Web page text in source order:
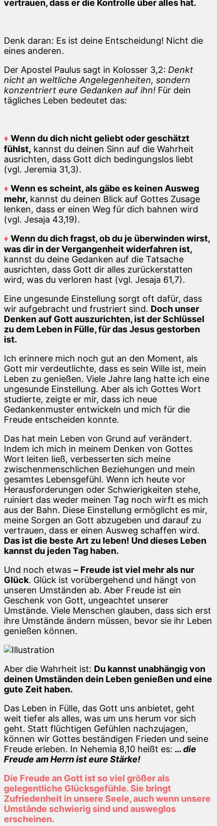
vertrauen, dass er die Kontrolle über alles hat.
Denk daran: Es ist deine Entscheidung! Nicht die
eines anderen.
Der Apostel Paulus sagt in Kolosser 3,2: Denkt
nicht an weltliche Angelegenheiten, sondern
konzentriert eure Gedanken auf ihn! Für dein
tägliches Leben bedeutet das:
♦ Wenn du dich nicht geliebt oder geschätzt
fühlst, kannst du deinen Sinn auf die Wahrheit
ausrichten, dass Gott dich bedingungslos liebt
(vgl. Jeremia 31,3).
♦ Wenn es scheint, als gäbe es keinen Ausweg
mehr, kannst du deinen Blick auf Gottes Zusage
lenken, dass er einen Weg für dich bahnen wird
(vgl. Jesaja 43,19).
♦ Wenn du dich fragst, ob du je überwinden wirst,
was dir in der Vergangenheit widerfahren ist,
kannst du deine Gedanken auf die Tatsache
ausrichten, dass Gott dir alles zurückerstatten
wird, was du verloren hast (vgl. Jesaja 61,7).
Eine ungesunde Einstellung sorgt oft dafür, dass
wir aufgebracht und frustriert sind. Doch unser
Denken auf Gott auszurichten, ist der Schlüssel
zu dem Leben in Fülle, für das Jesus gestorben
ist.
Ich erinnere mich noch gut an den Moment, als
Gott mir verdeutlichte, dass es sein Wille ist, mein
Leben zu genießen. Viele Jahre lang hatte ich eine
ungesunde Einstellung. Aber als ich Gottes Wort
studierte, zeigte er mir, dass ich neue
Gedankenmuster entwickeln und mich für die
Freude entscheiden konnte.
Das hat mein Leben von Grund auf verändert.
Indem ich mich in meinem Denken von Gottes
Wort leiten ließ, verbesserten sich meine
zwischenmenschlichen Beziehungen und mein
gesamtes Lebensgefühl. Wenn ich heute vor
Herausforderungen oder Schwierigkeiten stehe,
ruiniert das weder meinen Tag noch wirft es mich
aus der Bahn. Diese Einstellung ermöglicht es mir,
meine Sorgen an Gott abzugeben und darauf zu
vertrauen, dass er einen Ausweg schaffen wird.
Das ist die beste Art zu leben! Und dieses Leben
kannst du jeden Tag haben.
Und noch etwas – Freude ist viel mehr als nur
Glück. Glück ist vorübergehend und hängt von
unseren Umständen ab. Aber Freude ist ein
Geschenk von Gott, ungeachtet unserer
Umstände. Viele Menschen glauben, dass sich erst
ihre Umstände ändern müssen, bevor sie ihr Leben
genießen können.
Aber die Wahrheit ist: Du kannst unabhängig von
deinen Umständen dein Leben genießen und eine
gute Zeit haben.
Das Leben in Fülle, das Gott uns anbietet, geht
weit tiefer als alles, was um uns herum vor sich
geht. Statt flüchtigen Gefühlen nachzujagen,
können wir Gottes beständigen Frieden und seine
Freude erleben. In Nehemia 8,10 heißt es: … die
Freude am Herrn ist eure Stärke!
Die Freude an Gott ist so viel größer als
gelegentliche Glücksgefühle. Sie bringt
Zufriedenheit in unsere Seele, auch wenn unsere
Umstände schwierig sind und ausweglos
erscheinen.